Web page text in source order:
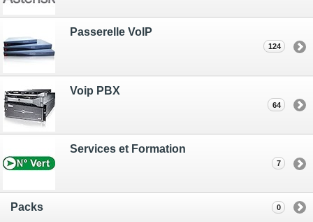
Passerelle VoIP
124
Voip PBX
64
Services et Formation
7
Packs 0